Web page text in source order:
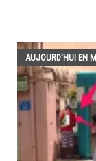
AUJOURD'HUI EN